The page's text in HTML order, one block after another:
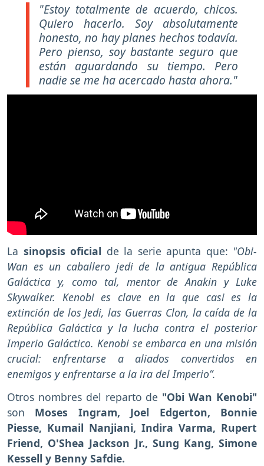
"Estoy totalmente de acuerdo, chicos.
Quiero hacerlo. Soy absolutamente
honesto, no hay planes hechos todavía.
Pero pienso, soy bastante seguro que
están aguardando su tiempo. Pero
nadie se me ha acercado hasta ahora."
La sinopsis oficial de la serie apunta que: "Obi-
Wan es un caballero jedi de la antigua República
Galáctica y, como tal, mentor de Anakin y Luke
Skywalker. Kenobi es clave en la que casi es la
extinción de los Jedi, las Guerras Clon, la caída de la
República Galáctica y la lucha contra el posterior
Imperio Galáctico. Kenobi se embarca en una misión
crucial: enfrentarse a aliados convertidos en
enemigos y enfrentarse a la ira del Imperio”.
Otros nombres del reparto de "Obi Wan Kenobi"
son Moses Ingram, Joel Edgerton, Bonnie
Piesse, Kumail Nanjiani, Indira Varma, Rupert
Friend, O'Shea Jackson Jr., Sung Kang, Simone
Kessell y Benny Safdie.